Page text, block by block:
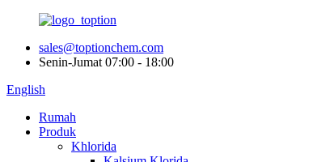
sales@toptionchem.com
Senin-Jumat 07:00 - 18:00
English
Rumah
Produk
Khlorida